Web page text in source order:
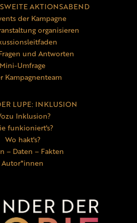
AKTIONSABEND
der Kampagne
organisieren
und Antworten
Mini-Umfrage
Kampagnenteam
LUPE: INKLUSION
Inklusion?
funkioniert's?
Wo hakt's?
– Daten – Fakten
Autor*innen